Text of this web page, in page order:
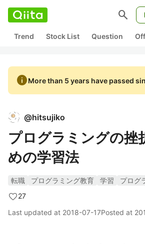
search
Trend Stock List Question
infoMore than 5 years have passed
@hitsujiko
プログラミングの挫
めの学習法
転職 プログラミング教育 学習
プログ
27
Last updated at 2018-07-17Posted at